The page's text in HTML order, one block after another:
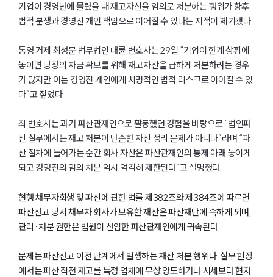
기업이 경영난에 몰렸을 때 재고자산을 임의로 처분하는 행위가 향후
법적 분쟁과 경영진 개인 책임으로 이어질 수 있다는 지적이 제기됐다.
통영 거제 최성문 법무법인 대륜 변호사는 29일 “기업이 한계 상황에
놓이면 당장의 자금 확보를 위해 재고자산을 급하게 처분하려는 경우
가 많지만 이는 경영진 개인에게 치명적인 법적 리스크로 이어질 수 있
다”고 짚었다.
최 변호사는 과거 파산관재인으로 활동했던 경험을 바탕으로 “법인파
산 실무에서는 재고 처분이 단순한 자산 정리 문제가 아니다”라며 “파
산 절차에 들어가는 순간 회사 자산은 파산관재인의 통제 아래 놓이게
되고 경영진의 임의 처분 역시 엄격히 제한된다”고 설명했다.
현행 채무자회생 및 파산에 관한 법률 제382조와 제384조에 따르면
파산선고 당시 채무자 회사가 보유한 재산은 파산재단에 속하게 되며,
관리·처분 권한은 법원이 선임한 파산관재인에게 귀속된다.
문제는 파산선고 이전 단계에서 발생하는 재산 처분 행위다. 실무 현장
에서는 파산 직전 재고를 특정 업체에 무상 양도하거나 시세보다 현저